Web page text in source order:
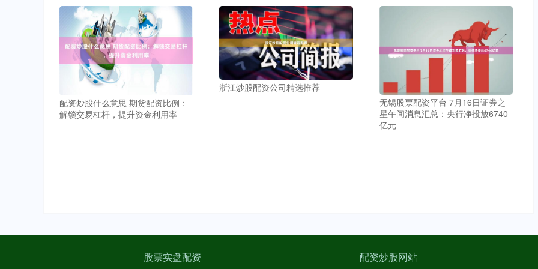
配资炒股什么意思 期货配资比例：
解锁交易杠杆，提升资金利用率
浙江炒股配资公司精选推荐
无锡股票配资平台 7月16日证券之
星午间消息汇总：央行净投放6740
亿元
股票实盘配资 配资炒股网站